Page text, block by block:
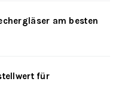
am besten
für